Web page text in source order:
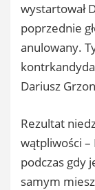
wystartował
poprzednie
anulowany.
Dariusz
Rezultat
wątpliwości –
podczas gdy
samym